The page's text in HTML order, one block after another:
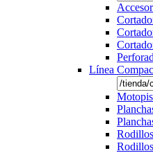
Línea